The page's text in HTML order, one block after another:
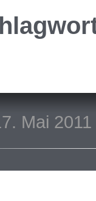
Mai